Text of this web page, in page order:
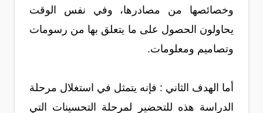
وخصائصها من مصادرها، وفي نفس الوقت
يحاولون الحصول على ما يتعلق بها من رسومات
وتصاميم ومعلومات.
أما الهدف الثاني : فإنه يتمثل في استغلال مرحلة
الدراسة هذه للتحضير لمرحلة التحسينات التي